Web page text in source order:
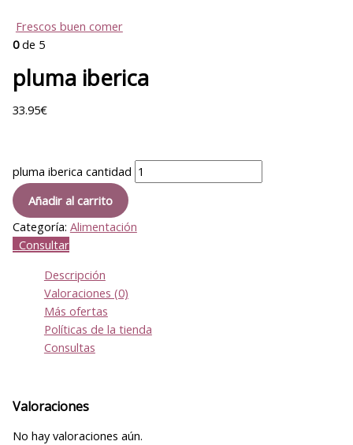
Frescos buen comer
0de 5
pluma iberica
33.95€
pluma iberica cantidad
Añadir al carrito
Categoría: Alimentación
Consultar
Descripción
Valoraciones (0)
Más ofertas
Políticas de la tienda
Consultas
Valoraciones
No hay valoraciones aún.